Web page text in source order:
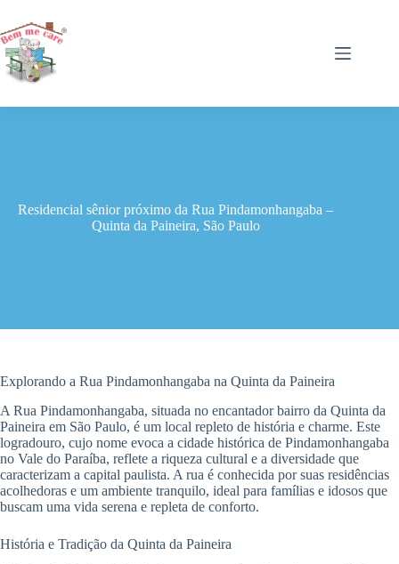
para
o
conteúdo
Residencial sênior próximo da Rua Pindamonhangaba –
Quinta da Paineira, São Paulo
Explorando a Rua Pindamonhangaba na Quinta da Paineira
A Rua Pindamonhangaba, situada no encantador bairro da Quinta da
Paineira em São Paulo, é um local repleto de história e charme. Este
logradouro, cujo nome evoca a cidade histórica de Pindamonhangaba
no Vale do Paraíba, reflete a riqueza cultural e a diversidade que
caracterizam a capital paulista. A rua é conhecida por suas residências
acolhedoras e um ambiente tranquilo, ideal para famílias e idosos que
buscam uma vida serena e repleta de conforto.
História e Tradição da Quinta da Paineira